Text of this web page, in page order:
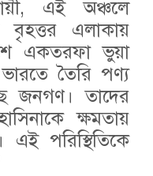
এই অঞ্চলে
বৃহত্তর এলাকায়
একতরফা ভুয়া
ভারতে তৈরি পণ্য
জনগণ। তাদের
ক্ষমতায়
এই পরিস্থিতিকে